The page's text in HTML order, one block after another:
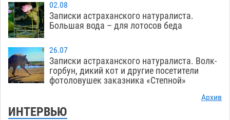
02.08
Записки астраханского натуралиста.
Большая вода – для лотосов беда
26.07
Записки астраханского натуралиста. Волк-
горбун, дикий кот и другие посетители
фотоловушек заказника «Степной»
Архив
ИНТЕРВЬЮ